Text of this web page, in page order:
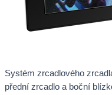
Systém zrcadlového
přední zrcadlo a boční